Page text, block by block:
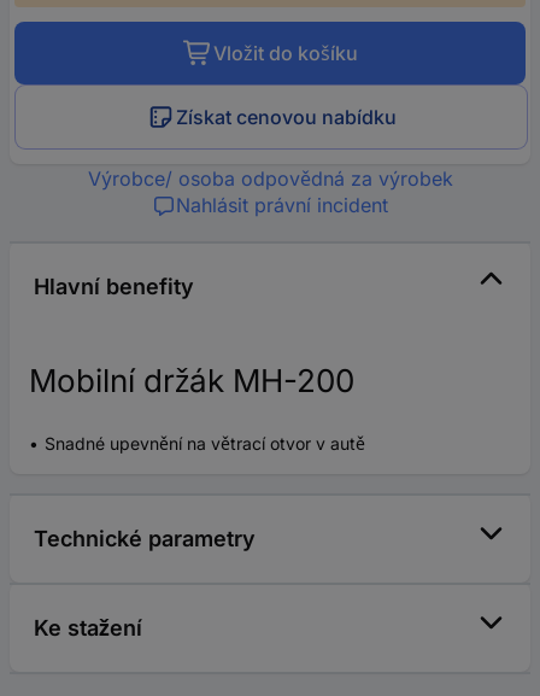
Vložit do košíku
Získat cenovou nabídku
Výrobce/ osoba odpovědná za výrobek
Nahlásit právní incident
Hlavní benefity
Mobilní držák MH-200
Snadné upevnění na větrací otvor v autě
Technické parametry
Ke stažení